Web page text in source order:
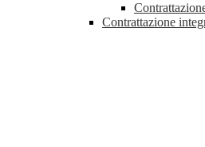
Contrattazione